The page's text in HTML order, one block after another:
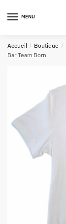
navigation
au
MENU
Accueil / Boutique /
Bar Team Born